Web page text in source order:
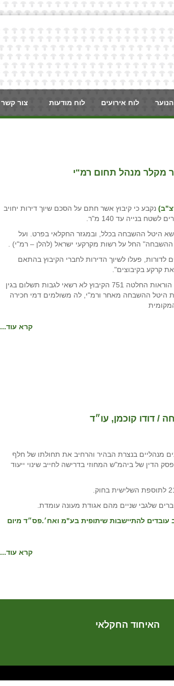
לוח אירועים לוח מודעות צור קשר
מקלר מנהל תחום רמ"י
נקבע כי קיבוץ אשר חתם על הסכם שיוך דירות יחויב
בנייה עד 140 מ"ר.
בנושא היטל ההשבחה בכלל, ובמגזר החקלאי בפרט. ועל
החל על רשות מקרקעי ישראל (להלן – רמ"י) .
לדורות, פעלו לשיוך הדירות לחברי הקיבוץ בהתאם
העוררים טענו בין השאר שבמסגרת מערכת היחסים החוזית שבינם לבין רמ"י, עפ"י הוראות החלטה 751 הקיבוץ לא רשאי לגבות תשלום בגין
היטל ההשבחה מאחר ורמ"י, לה משולמים דמי חכירה
קרא עוד...
דודו קוכמן, עו״ד
מנהליים בנצרת הבהיר והרחיב את תחולתו של חלף
של ביהמ"ש המחוזי בדרישה לחייב שינוי ייעוד
שלגבי שניים מהם אגודת מעונה עומדת.
מושב עובדים להתיישבות שיתופית בע"מ ואח׳.פס״ד מיום
קרא עוד...
האיחוד החקלאי